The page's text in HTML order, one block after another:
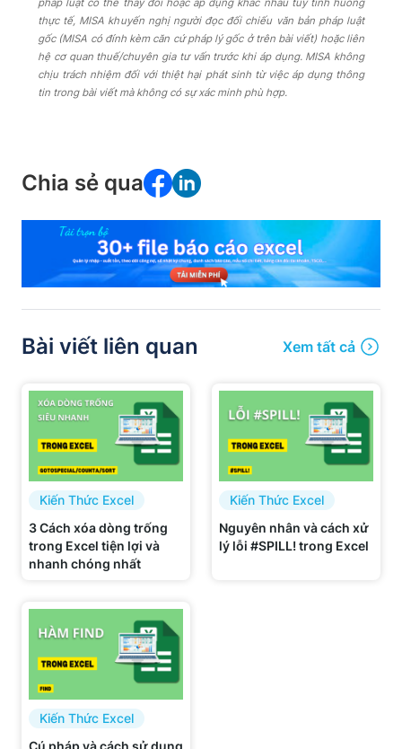
pháp luật có thể thay đổi hoặc áp dụng khác nhau tùy tình huống
thực tế, MISA khuyến nghị người đọc đối chiếu văn bản pháp luật
gốc (MISA có đính kèm căn cứ pháp lý gốc ở trên bài viết) hoặc liên
hệ cơ quan thuế/chuyên gia tư vấn trước khi áp dụng. MISA không
chịu trách nhiệm đối với thiệt hại phát sinh từ việc áp dụng thông
tin trong bài viết mà không có sự xác minh phù hợp.
Chia sẻ qua
Bài viết liên quan Xem tất cả
Kiến Thức Excel
3 Cách xóa dòng trống
trong Excel tiện lợi và
nhanh chóng nhất
Kiến Thức Excel
Nguyên nhân và cách xử
lý lỗi #SPILL! trong Excel
Kiến Thức Excel
Cú pháp và cách sử dụng